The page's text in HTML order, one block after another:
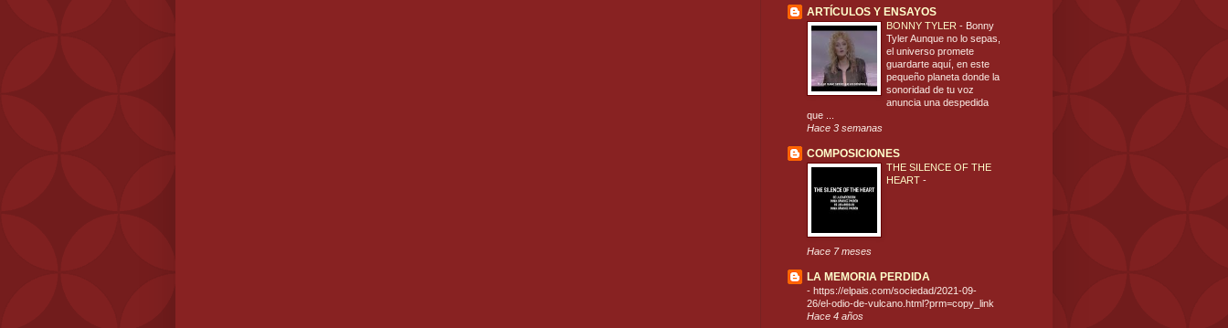
ARTÍCULOS Y ENSAYOS
BONNY TYLER - Bonny
Tyler Aunque no lo sepas,
el universo promete
guardarte aquí, en este
pequeño planeta donde la
sonoridad de tu voz
anuncia una despedida
que ...
Hace 3 semanas
COMPOSICIONES
THE SILENCE OF THE
HEART -
Hace 7 meses
LA MEMORIA PERDIDA
- https://elpais.com/sociedad/2021-09-
26/el-odio-de-vulcano.html?prm=copy_link
Hace 4 años